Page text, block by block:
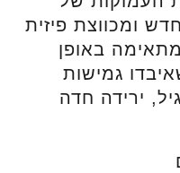
ומכווצת פיזית
באופן
גמישות
ירידה חדה